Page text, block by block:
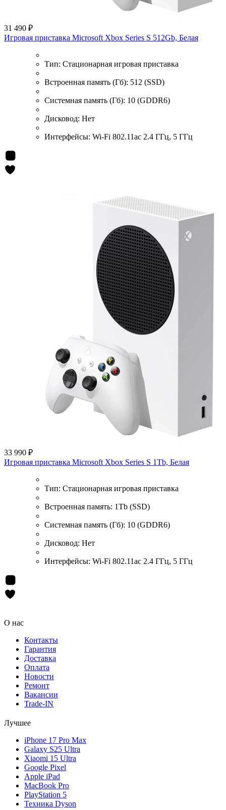
31 490 ₽
Игровая приставка Microsoft Xbox Series S 512Gb, Белая
Тип: Стационарная игровая приставка
Встроенная память (Гб): 512 (SSD)
Системная память (Гб): 10 (GDDR6)
Дисковод: Нет
Интерфейсы: Wi-Fi 802.11ac 2.4 ГГц, 5 ГГц
33 990 ₽
Игровая приставка Microsoft Xbox Series S 1Tb, Белая
Тип: Стационарная игровая приставка
Встроенная память: 1Tb (SSD)
Системная память (Гб): 10 (GDDR6)
Дисковод: Нет
Интерфейсы: Wi-Fi 802.11ac 2.4 ГГц, 5 ГГц
О нас
Контакты
Гарантия
Доставка
Оплата
Новости
Ремонт
Вакансии
Trade-IN
Лучшее
iPhone 17 Pro Max
Galaxy S25 Ultra
Xiaomi 15 Ultra
Google Pixel
Apple iPad
MacBook Pro
PlayStation 5
Техника Dyson